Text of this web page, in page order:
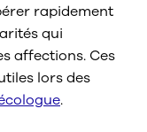
rapidement
qui
affections. Ces
lors des
.